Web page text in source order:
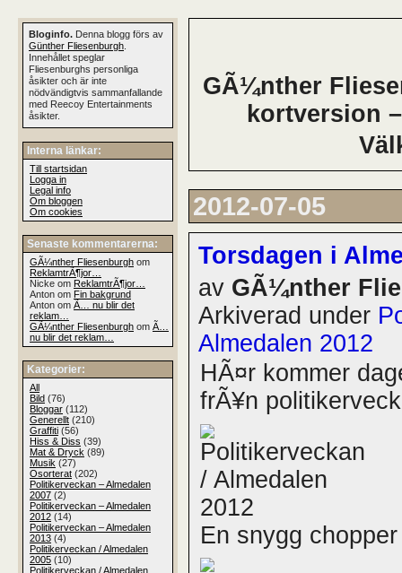
GÃ¼nther
kortversion
2012-07-05
Torsdagen i
av GÃ¼nther
Arkiverad under
Almedalen 2012
HÃ¤r kommer
frÃ¥n
En snygg chopper
Bloginfo. Denna blogg förs av
Günther Fliesenburgh
Innehållet speglar
Fliesenburghs personliga
åsikter och är inte
nödvändigtvis sammanfallande
med Reecoy Entertainments
åsikter.
Interna länkar:
Till startsidan
Logga in
Legal info
Om bloggen
Om cookies
Senaste kommentarerna:
GÃ¼nther Fliesenburgh om
ReklamtrÃ¶jor…
Nicke om ReklamtrÃ¶jor…
Anton om Fin bakgrund
Anton om Ã… nu blir det
reklam…
GÃ¼nther Fliesenburgh om Ã…
nu blir det reklam…
Kategorier:
All
Bild (76)
Bloggar (112)
Generellt (210)
Graffiti (56)
Hiss & Diss (39)
Mat & Dryck (89)
Musik (27)
Osorterat (202)
Politikerveckan – Almedalen
2007 (2)
Politikerveckan – Almedalen
2012 (14)
Politikerveckan – Almedalen
2013 (4)
Politikerveckan / Almedalen
2005 (10)
Politikerveckan / Almedalen